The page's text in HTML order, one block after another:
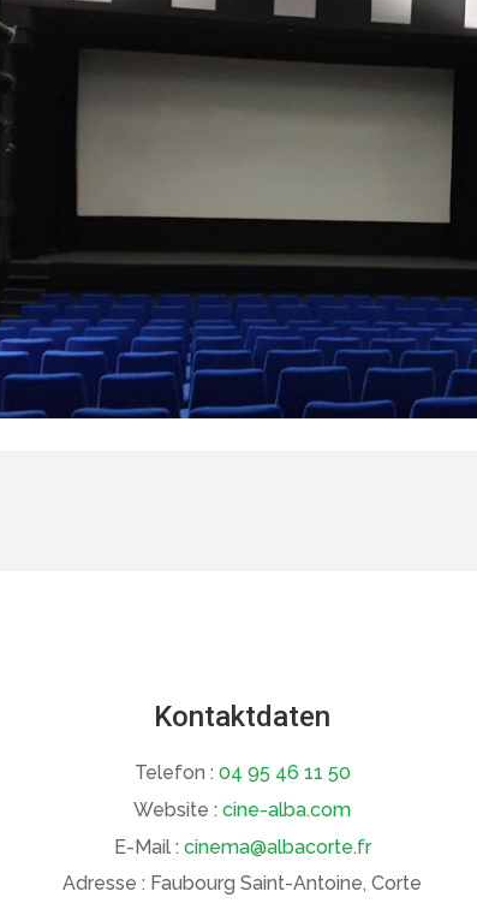
Kontaktdaten
Telefon : 04 95 46 11 50
Website :cine-alba.com
E-Mail : cinema@albacorte.fr
Adresse : Faubourg Saint-Antoine, Corte